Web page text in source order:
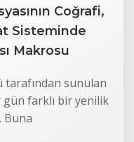
Coğrafi,
Sisteminde
Makrosu
sunulan
farklı bir yenilik
Buna